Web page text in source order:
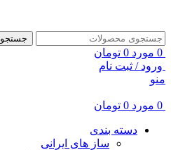
جستجو
0 مورد 0 تومان
ورود / ثبت نام
منو
0 مورد 0 تومان
دسته بندی
ساز های ایرانی